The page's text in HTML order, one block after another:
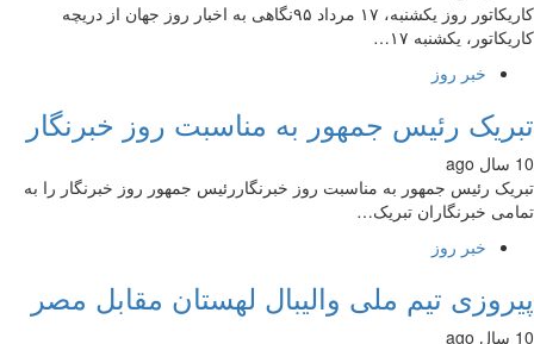
کاریکاتور روز یکشنبه، ۱۷ مرداد ۹۵نگاهی به اخبار روز جهان از دریچه
یکشنبه ۱۷…
خبر روز
رئیس جمهور به مناسبت روز خبرنگار
رئیس جمهور به مناسبت روز خبرنگاررئیس جمهور روز خبرنگار را به
خبرنگاران تبریک…
خبر روز
تیم ملی والیبال لهستان مقابل مصر